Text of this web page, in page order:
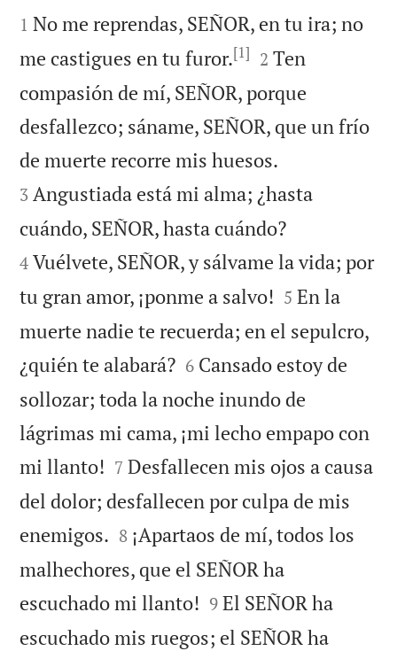


1 No me reprendas, SEÑOR, en tu ira; no
me castigues en tu furor.[1] 

2 Ten
compasión de mí, SEÑOR, porque
desfallezco; sáname, SEÑOR, que un frío
de muerte recorre mis huesos.
3 Angustiada está mi alma; ¿hasta
cuándo, SEÑOR, hasta cuándo?
4 Vuélvete, SEÑOR, y sálvame la vida; por
tu gran amor, ¡ponme a salvo! 

5 En la
muerte nadie te recuerda; en el sepulcro,
¿quién te alabará?
6 Cansado estoy de
sollozar; toda la noche inundo de
lágrimas mi cama, ¡mi lecho empapo con
mi llanto! 

7 Desfallecen mis ojos a causa
del dolor; desfallecen por culpa de mis
enemigos. 

8 ¡Apartaos de mí, todos los
malhechores, que el SEÑOR ha
escuchado mi llanto! 

9 El SEÑOR ha
escuchado mis ruegos; el SEÑOR ha